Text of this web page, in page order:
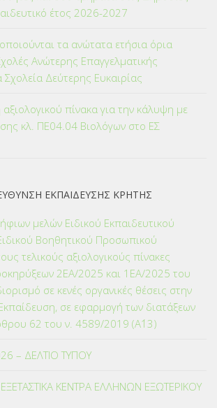
έτος 2026-2027
τα ανώτατα ετήσια όρια
Ανώτερης Επαγγελματικής
Σχολεία Δεύτερης Ευκαιρίας
πίνακα για την κάλυψη με
κλ. ΠΕ04.04 Βιολόγων στο ΕΣ
ΕΚΠΑΙΔΕΥΣΗΣ ΚΡΗΤΗΣ
μελών Ειδικού Εκπαιδευτικού
Βοηθητικού Προσωπικού
τελικούς αξιολογικούς πίνακες
2ΕΑ/2025 και 1ΕΑ/2025 του
σε κενές οργανικές θέσεις στην
σε εφαρμογή των διατάξεων
62 του ν. 4589/2019 (Α΄13)
– ΔΕΛΤΙΟ ΤΥΠΟΥ
ΚΕΝΤΡΑ ΕΛΛΗΝΩΝ ΕΞΩΤΕΡΙΚΟΥ